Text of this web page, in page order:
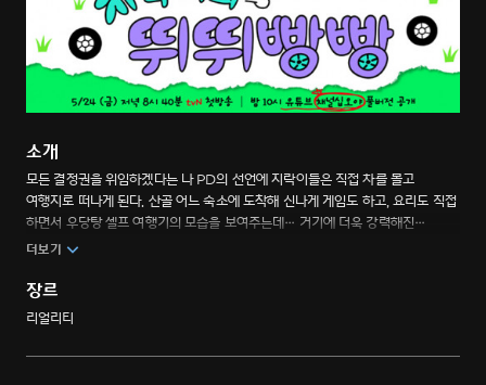
소개
모든 결정권을 위임하겠다는 나 PD의 선언에 지락이들은 직접 차를 몰고
여행지로 떠나게 된다. 산골 어느 숙소에 도착해 신나게 게임도 하고, 요리도 직접
하면서 우당탕 셀프 여행기의 모습을 보여주는데… 거기에 더욱 강력해진
캐릭터성 선보이며 뛰어놀고, 노래도 하면서 즐거운 힐링의 시간까지 보낸다!
더보기
장르
리얼리티